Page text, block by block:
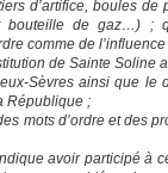
d’artifice, boules de
bouteille de gaz…) ;
comme de l’influence
de Sainte Soline
Sèvres ainsi que le
République ;
mots d’ordre et des
avoir participé à